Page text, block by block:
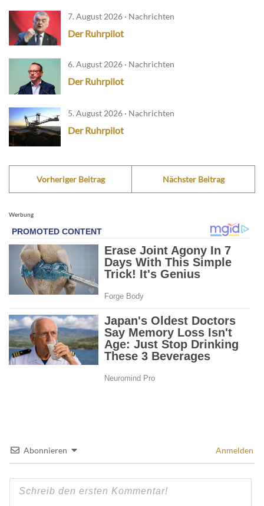
7. August 2026 · Nachrichten
Der Ruhrpilot
6. August 2026 · Nachrichten
Der Ruhrpilot
5. August 2026 · Nachrichten
Der Ruhrpilot
Vorheriger Beitrag Nächster Beitrag
Werbung
Abonnieren Anmelden